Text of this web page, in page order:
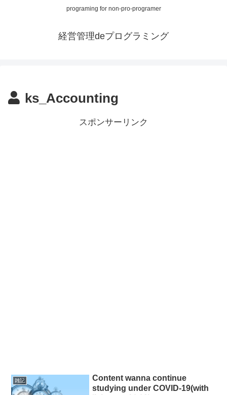
programing for non-pro-programer
経営管理deプログラミング
ks_Accounting
スポンサーリンク
雑記
Content wanna continue
studying under COVID-19(with